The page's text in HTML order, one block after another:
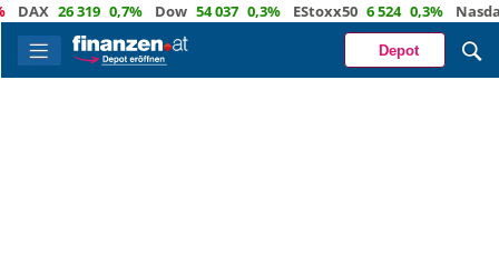
26 319 0,7% Dow 54 037 0,3% EStoxx50 6 524 0,3% Nasdaq
Depot